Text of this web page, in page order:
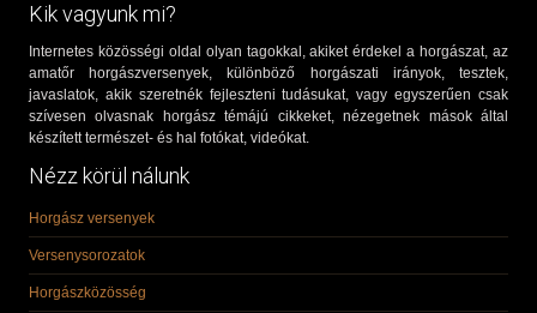
Kik vagyunk mi?
Internetes közösségi oldal olyan tagokkal, akiket érdekel a horgászat, az
amatőr horgászversenyek, különböző horgászati irányok, tesztek,
javaslatok, akik szeretnék fejleszteni tudásukat, vagy egyszerűen csak
szívesen olvasnak horgász témájú cikkeket, nézegetnek mások által
készített természet- és hal fotókat, videókat.
Nézz körül nálunk
Horgász versenyek
Versenysorozatok
Horgászközösség